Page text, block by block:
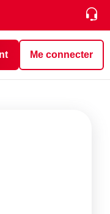
Me connecter